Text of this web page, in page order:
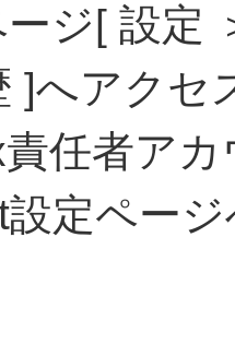
ジ[ 設定
]へアクセ
任者ア
定ペー